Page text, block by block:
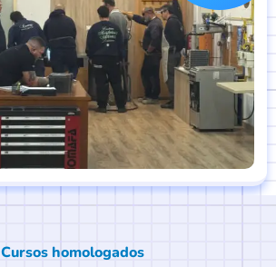
Cursos homologados